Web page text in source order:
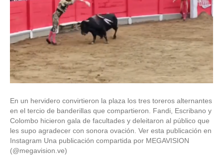
En un hervidero convirtieron la plaza los tres toreros alternantes
en el tercio de banderillas que compartieron. Fandi, Escribano y
Colombo hicieron gala de facultades y deleitaron al público que
les supo agradecer con sonora ovación. Ver esta publicación en
Instagram Una publicación compartida por MEGAVISION
(@megavision.ve)